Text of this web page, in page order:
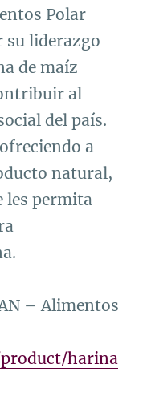
Polar
su liderazgo
de maíz
al
del país.
a
natural,
les permita
– Alimentos
harina